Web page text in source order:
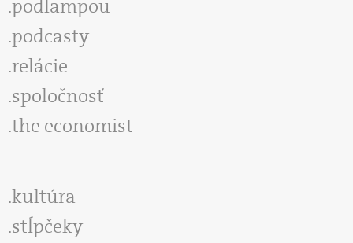
podlampou
podcasty
relácie
spoločnosť
the economist
kultúra
stĺpčeky